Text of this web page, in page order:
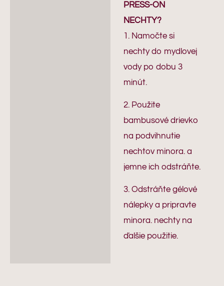
PRESS-ON
NECHTY?
1. Namočte si
nechty do mydlovej
vody po dobu 3
minút.
2. Použite
bambusové drievko
na podvihnutie
nechtov minora. a
jemne ich odstráňte.
3. Odstráňte gélové
nálepky a pripravte
minora. nechty na
ďalšie použitie.